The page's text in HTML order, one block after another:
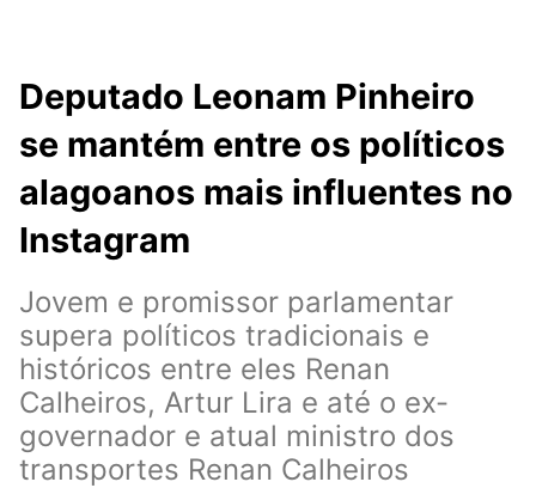
Deputado Leonam Pinheiro
se mantém entre os políticos
alagoanos mais influentes no
Instagram
Jovem e promissor parlamentar
supera políticos tradicionais e
históricos entre eles Renan
Calheiros, Artur Lira e até o ex-
governador e atual ministro dos
transportes Renan Calheiros